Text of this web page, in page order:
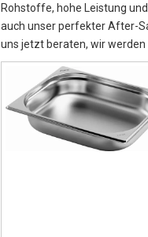
Rohstoffe, hohe Leistung
auch unser perfekter After-
uns jetzt beraten, wir